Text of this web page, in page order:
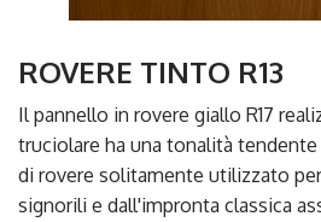
ROVERE TINTO R13
Il pannello in rovere giallo R17
truciolare ha una tonalità
di rovere solitamente utilizzato
signorili e dall'impronta classica